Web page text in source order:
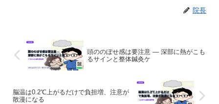
院長
頭ののぼせ感は要注意 ― 深部に熱がこも
るサインと整体鍼灸ケ
脳温は0.2℃上がるだけで負担増、注意が
散漫になる